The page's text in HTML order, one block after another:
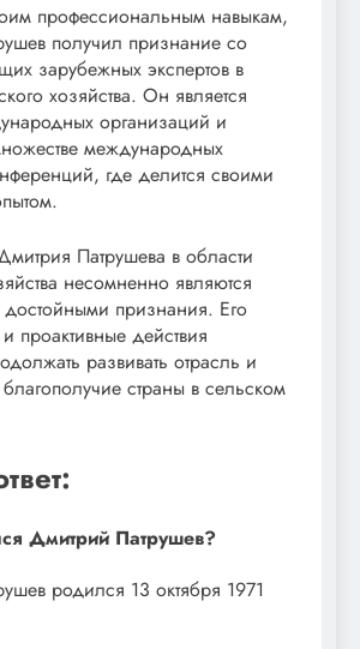
профессиональным навыкам,
получил признание со
зарубежных экспертов в
хозяйства. Он является
организаций и
международных
где делится своими
Патрушева в области
несомненно являются
признания. Его
проактивные действия
развивать отрасль и
страны в сельском
Дмитрий Патрушев?
родился 13 октября 1971